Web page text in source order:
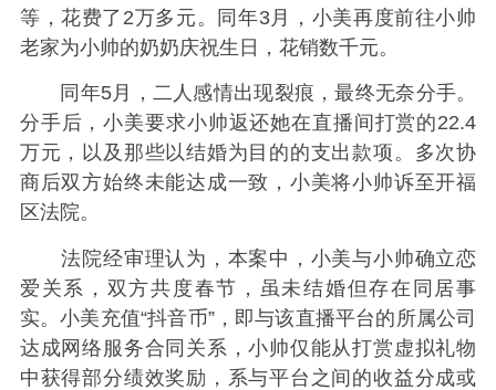
等，花费了2万多元。同年3月，小美再度前往小帅
老家为小帅的奶奶庆祝生日，花销数千元。
同年5月，二人感情出现裂痕，最终无奈分手。
分手后，小美要求小帅返还她在直播间打赏的22.4
万元，以及那些以结婚为目的的支出款项。多次协
商后双方始终未能达成一致，小美将小帅诉至开福
区法院。
法院经审理认为，本案中，小美与小帅确立恋
爱关系，双方共度春节，虽未结婚但存在同居事
实。小美充值“抖音币”，即与该直播平台的所属公司
达成网络服务合同关系，小帅仅能从打赏虚拟礼物
中获得部分绩效奖励，系与平台之间的收益分成或